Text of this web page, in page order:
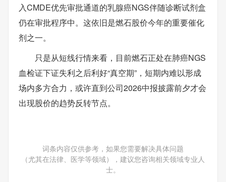
入CMDE优先审批通道的乳腺癌NGS伴随诊断试剂盒
仍在审批程序中。这依旧是燃石股价今年的重要催化
剂之一。
只是从短线行情来看，目前燃石正处在肺癌NGS
血检证下证失利之后利好“真空期”，短期内难以形成
场内多方合力，或许直到公司2026中报披露前夕才会
出现股价的趋势反转节点。
词条内容仅供参考，如果您需要解决具体问题
（尤其在法律、医学等领域），建议您咨询相关领域专业人
士。